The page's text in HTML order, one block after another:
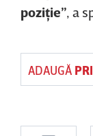
poziţie” , a
ADAUGĂ